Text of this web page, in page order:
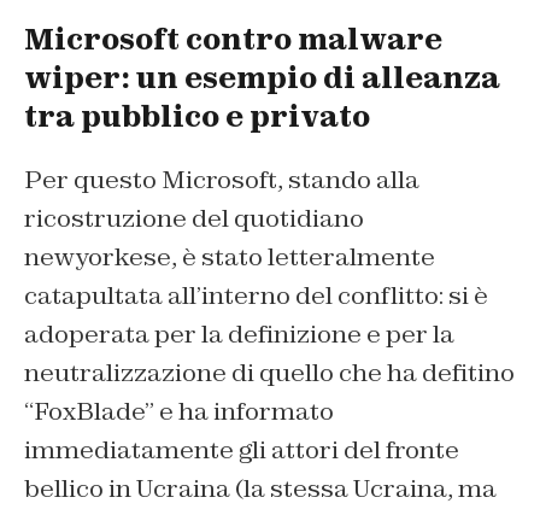
Microsoft contro malware
wiper: un esempio di alleanza
tra pubblico e privato
Per questo Microsoft, stando alla
ricostruzione del quotidiano
newyorkese, è stato letteralmente
catapultata all’interno del conflitto: si è
adoperata per la definizione e per la
neutralizzazione di quello che ha defitino
“FoxBlade” e ha informato
immediatamente gli attori del fronte
bellico in Ucraina (la stessa Ucraina, ma